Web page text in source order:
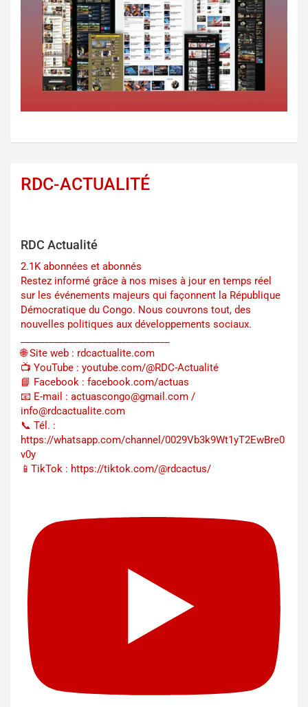
RDC-ACTUALITÉ
RDC Actualité
2.1K abonnées et abonnés
Restez informé grâce à nos mises à jour en temps réel
sur les événements majeurs qui façonnent la République
Démocratique du Congo. Nous couvrons tout, des
nouvelles politiques aux développements sociaux.
🌐 Site web : rdcactualite.com
📺 YouTube : youtube.com/@RDC-Actualité
📘 Facebook : facebook.com/actuas
📧 E-mail : actuascongo@gmail.com /
info@rdcactualite.com
📞 Tél. : ‪‪‪‪‪‪‪‪‪‪‪‪‪‪‪‪‪‪‪‪‪‪‪‪‪‪‪‪‪‪‪‪
https://whatsapp.com/channel/0029Vb3k9Wt1yT2EwBre0
v0y
📱TikTok : https://tiktok.com/@rdcactus/